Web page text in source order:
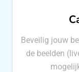
Beveilig jouw
de beelden